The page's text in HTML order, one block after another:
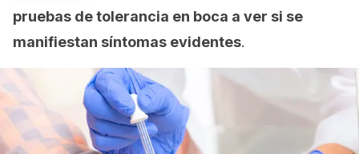
pruebas de tolerancia en boca a ver si se
manifiestan síntomas evidentes.